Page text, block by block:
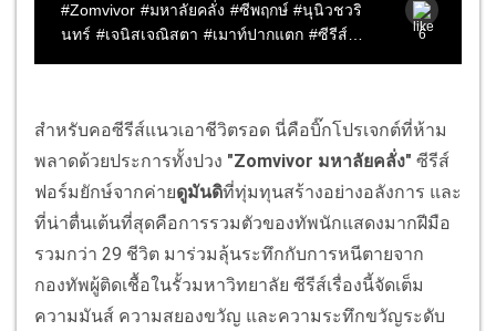
สำหรับคอซีรีส์แนวเอาชีวิตรอด นี่คือบิ๊กโปรเจกต์ที่ห้าม
พลาดด้วยประการทั้งปวง "Zomvivor มหาลัยคลั่ง" ซีรีส์
ฟอร์มยักษ์จากค่ายดูมันดิที่ทุ่มทุนสร้างอย่างอลังการ และ
ที่น่าตื่นเต้นที่สุดคือการรวมตัวของทัพนักแสดงมากฝีมือ
รวมกว่า 29 ชีวิต มาร่วมลุ้นระทึกกับการหนีตายจาก
กองทัพผู้ติดเชื้อในรั้วมหาวิทยาลัย ซีรีส์เรื่องนี้จัดเต็ม
ความมันส์ ความสยองขวัญ และความระทึกขวัญระดับ